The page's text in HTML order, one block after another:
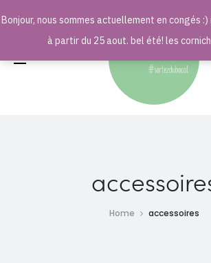
Home accessoires
Bonjour, nous sommes actuellement en congés
à partir du 25 aout. bel été! les